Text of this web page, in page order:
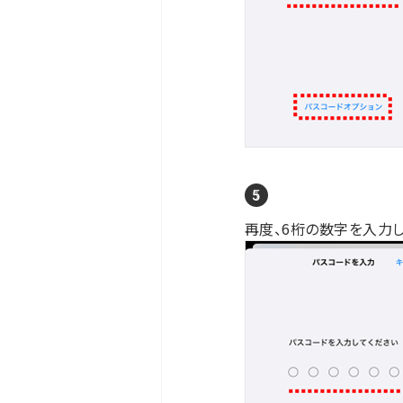
再度、6桁の数字を入力